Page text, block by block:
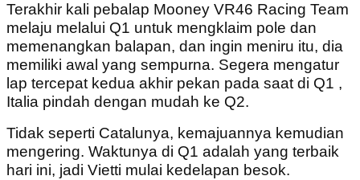
Terakhir kali pebalap Mooney VR46 Racing Team
melaju melalui Q1 untuk mengklaim pole dan
memenangkan balapan, dan ingin meniru itu, dia
memiliki awal yang sempurna. Segera mengatur
lap tercepat kedua akhir pekan pada saat di Q1 ,
Italia pindah dengan mudah ke Q2.
Tidak seperti Catalunya, kemajuannya kemudian
mengering. Waktunya di Q1 adalah yang terbaik
hari ini, jadi Vietti mulai kedelapan besok.